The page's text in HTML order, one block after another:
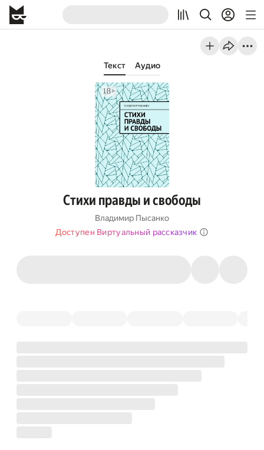
Текст Аудио
Стихи правды и свободы
Владимир Пысанко
Доступен Виртуальный рассказчик